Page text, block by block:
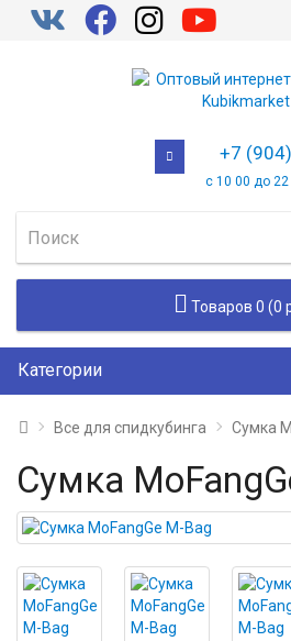
+7
с 10 00 до
Товаров 0 (0
Категории
Все для спидкубинга Сумка
Сумка